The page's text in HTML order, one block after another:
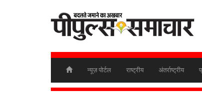
न्यूज़ पोर्टल राष्ट्रीय अंतर्राष्ट्रीय